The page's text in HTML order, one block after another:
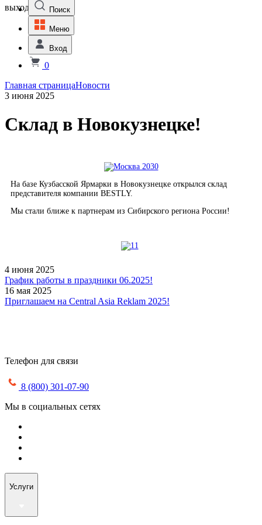
выходной Поиск
Меню
Вход
0
Главная страницаНовости
3 июня 2025
Склад в Новокузнецке!
На базе Кузбасской Ярмарки в Новокузнецке открылся склад
представителя компании BESTLY.
Мы стали ближе к партнерам из Сибирского региона России!
4 июня 2025
График работы в праздники 06.2025!
16 мая 2025
Приглашаем на Central Asia Reklam 2025!
Телефон для связи
8 (800) 301-07-90
Мы в социальных сетях
Услуги